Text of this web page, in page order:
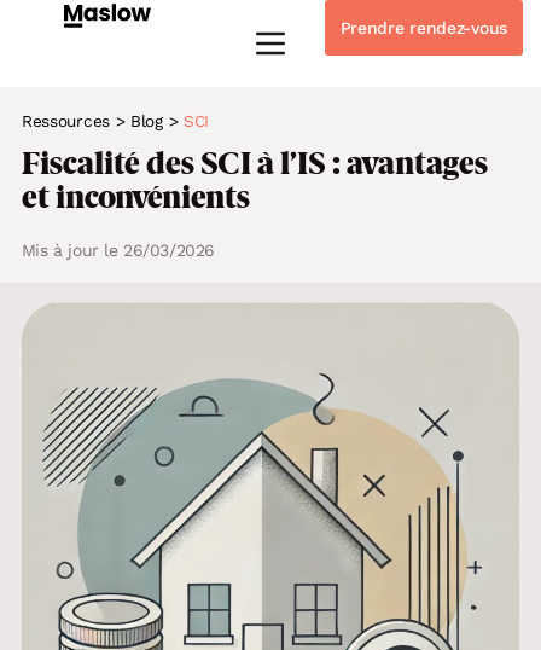
Prendre rendez-vous
Ressources> Blog> SCI
Fiscalité des SCI à l’IS : avantages
et inconvénients
Mis à jour le 26/03/2026